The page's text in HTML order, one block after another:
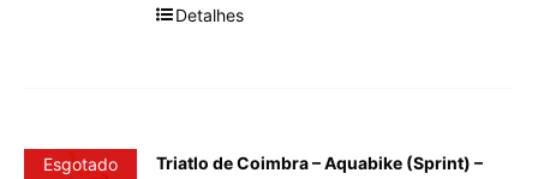
Detalhes
Esgotado
Triatlo de Coimbra – Aquabike (Sprint) –